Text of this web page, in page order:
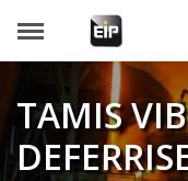
Panneau de gestion des
TAMIS